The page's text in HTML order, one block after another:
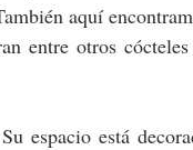
aquí
entre otros
espacio está